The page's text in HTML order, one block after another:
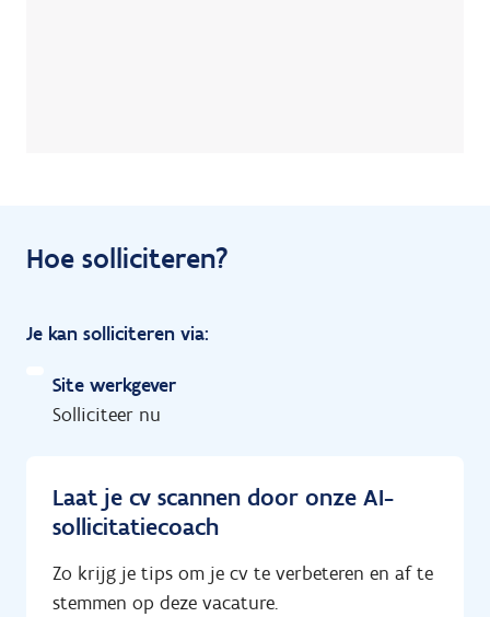
Hoe solliciteren?
Je kan solliciteren via:
Site werkgever
Solliciteer nu
Laat je cv scannen door onze AI-
sollicitatiecoach
Zo krijg je tips om je cv te verbeteren en af te
stemmen op deze vacature.